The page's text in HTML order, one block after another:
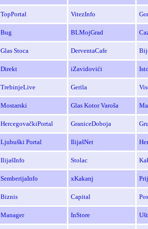
TopPortal VitezInfo
Bug BLMojGrad
Glas Stoca DerventaCafe
Direkt iZavidovići
TrebinjeLive Gerila
Mostarski Glas Kotor Varoša
HercegovačkiPortal GraniceDoboja
Ljubuški Portal IlijašNet
IlijašInfo Stolac
SemberijaInfo xKakanj
Biznis Capital
Manager InStore